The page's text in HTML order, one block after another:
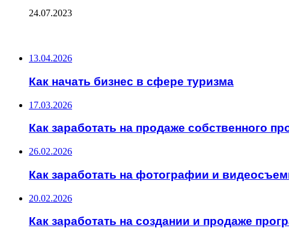
24.07.2023
13.04.2026
Как начать бизнес в сфере туризма
17.03.2026
Как заработать на продаже собственного
26.02.2026
Как заработать на фотографии и
20.02.2026
Как заработать на создании и продаже